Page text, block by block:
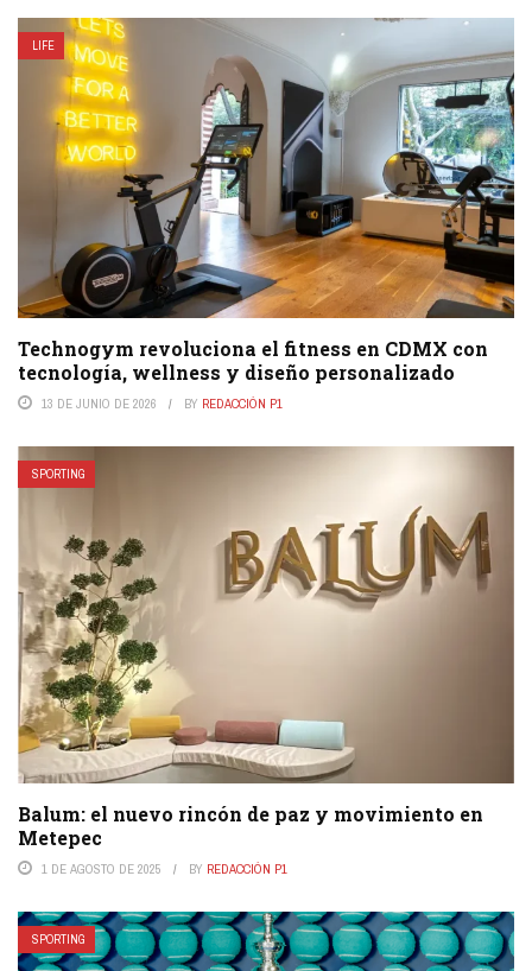
LIFE
Technogym revoluciona el fitness en CDMX con
tecnología, wellness y diseño personalizado
13 DE JUNIO DE 2026 BY REDACCIÓN P1
SPORTING
Balum: el nuevo rincón de paz y movimiento en
Metepec
1 DE AGOSTO DE 2025 BY REDACCIÓN P1
SPORTING